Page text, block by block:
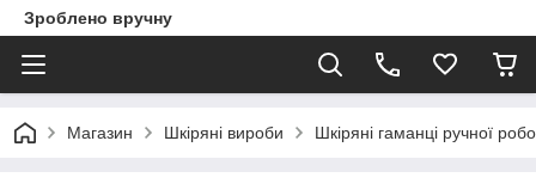
Зроблено вручну
Магазин Шкіряні вироби Шкіряні гаманці ручної